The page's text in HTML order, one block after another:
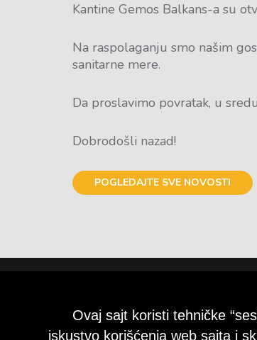
Kantine Gemos Balkans-a su
Na raspolaganju smo našim
sanitarne mere.
Da proslavimo povratak, u
Dobrodošli nazad!
POGLEDAJTE SVE NOVOSTI
Ovaj sajt koristi tehničke
iskustvo korišćenja web sajta i